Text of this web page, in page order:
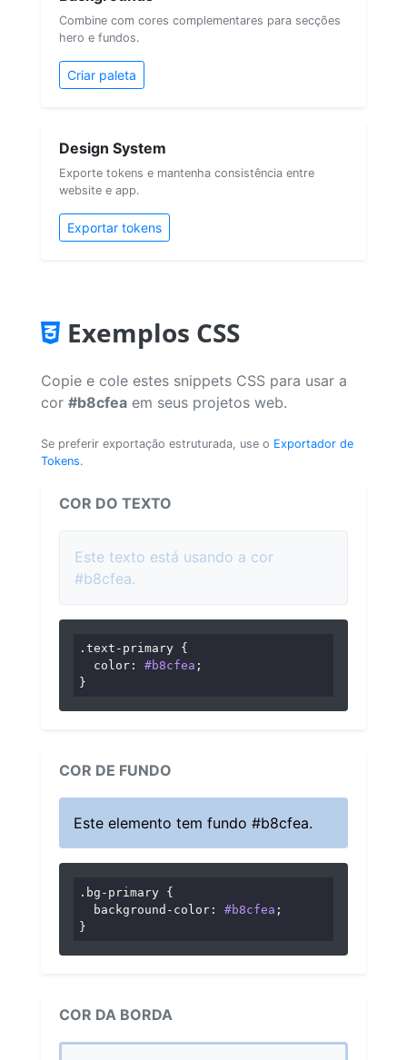
Combine com cores complementares para secções
hero e fundos.
Criar paleta
Design System
Exporte tokens e mantenha consistência entre
website e app.
Exportar tokens
Exemplos CSS
Copie e cole estes snippets CSS para usar a
cor #b8cfea em seus projetos web.
Se preferir exportação estruturada, use o Exportador de
Tokens.
COR DO TEXTO
Este texto está usando a cor
#b8cfea.
.text-primary {
color : #b8cfea ;
}
COR DE FUNDO
Este elemento tem fundo #b8cfea.
.bg-primary {
background-color : #b8cfea ;
}
COR DA BORDA